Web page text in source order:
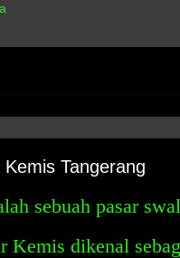
Tangerang
sebuah pasar
Kemis dikenal